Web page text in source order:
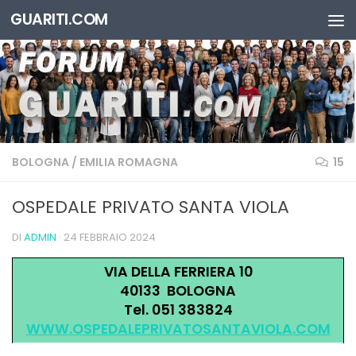
Salta al contenuto
GUARITI.COM
BOLOGNA / EMILIA ROMAGNA 15
OSPEDALE PRIVATO SANTA VIOLA
DI ADMIN · 24 FEBBRAIO 2024
VIA DELLA FERRIERA 10
40133 BOLOGNA
Tel. 051 383824
WWW.OSPEDALEPRIVATOSANTAVIOLA.COM